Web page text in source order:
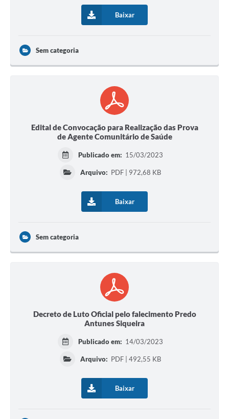
Baixar
Sem categoria
Edital de Convocação para Realização das Prova
de Agente Comunitário de Saúde
Publicado em: 15/03/2023
Arquivo: PDF | 972,68 KB
Baixar
Sem categoria
Decreto de Luto Oficial pelo falecimento Predo
Antunes Siqueira
Publicado em: 14/03/2023
Arquivo: PDF | 492,55 KB
Baixar